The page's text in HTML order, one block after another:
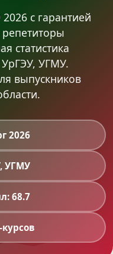
с гарантией
статистика
УГМУ.
выпускников
2026
УГМУ
68.7